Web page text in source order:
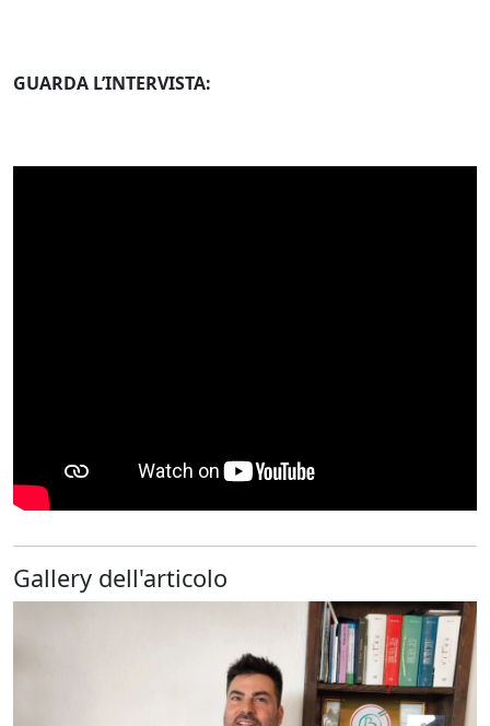
GUARDA L’INTERVISTA:
Gallery dell'articolo